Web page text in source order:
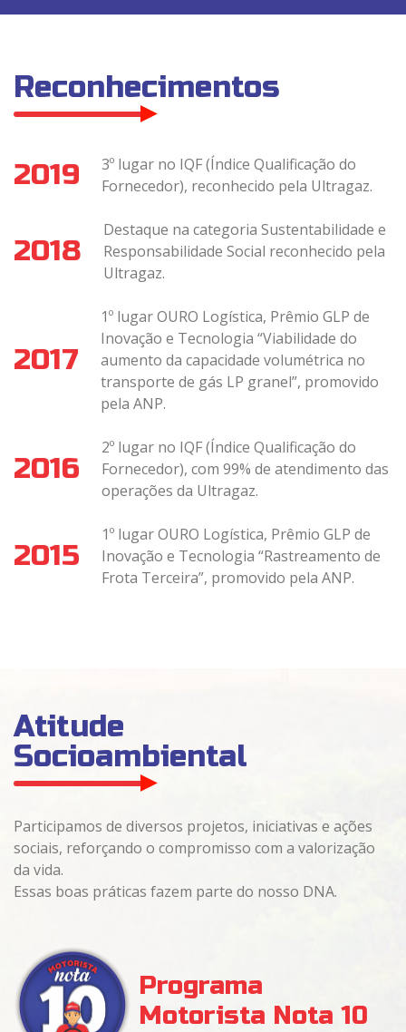
Reconhecimentos
2019
3º lugar no IQF (Índice Qualificação do
Fornecedor), reconhecido pela Ultragaz.
2018
Destaque na categoria Sustentabilidade e
Responsabilidade Social reconhecido pela
Ultragaz.
2017
1º lugar OURO Logística, Prêmio GLP de
Inovação e Tecnologia “Viabilidade do
aumento da capacidade volumétrica no
transporte de gás LP granel”, promovido
pela ANP.
2016
2º lugar no IQF (Índice Qualificação do
Fornecedor), com 99% de atendimento das
operações da Ultragaz.
2015
1º lugar OURO Logística, Prêmio GLP de
Inovação e Tecnologia “Rastreamento de
Frota Terceira”, promovido pela ANP.
Atitude
Socioambiental
Participamos de diversos projetos, iniciativas e ações
sociais, reforçando o compromisso com a valorização
da vida.
Essas boas práticas fazem parte do nosso DNA.
Programa
Motorista Nota 10